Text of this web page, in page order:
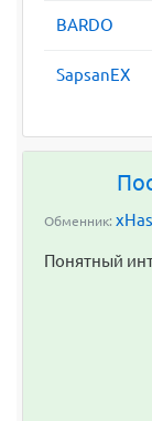
BARDO
SapsanEX
Обменник:
Понятный